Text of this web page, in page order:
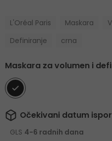
L'Oréal Paris Maskara
Definiranje
crna
Maskara za volumen i
Očekivani datum
GLS 4-6 radnih dana